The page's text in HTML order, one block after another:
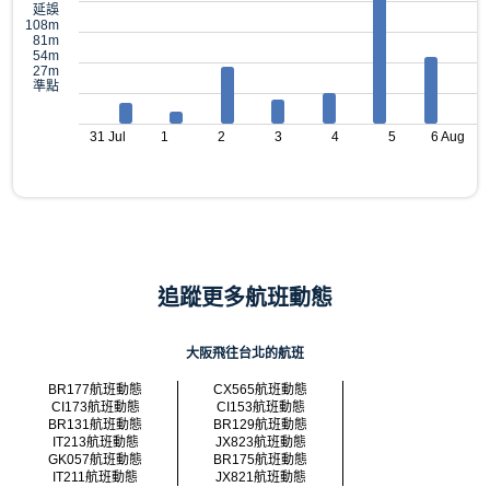
延誤
108m
81m
54m
27m
準點
31 Jul 1 2 3 4 5 6 Aug
追蹤更多航班動態
大阪飛往台北的航班
BR177航班動態
CX565航班動態
CI173航班動態
CI153航班動態
BR131航班動態
BR129航班動態
IT213航班動態
JX823航班動態
GK057航班動態
BR175航班動態
IT211航班動態
JX821航班動態